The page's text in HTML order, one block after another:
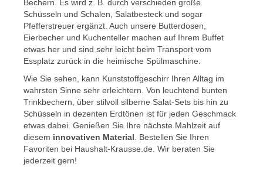
Bechern. Es wird z. B. durch verschieden große
Schüsseln und Schalen, Salatbesteck und sogar
Pfefferstreuer ergänzt. Auch unsere Butterdosen,
Eierbecher und Kuchenteller machen auf Ihrem Buffet
etwas her und sind sehr leicht beim Transport vom
Essplatz zurück in die heimische Spülmaschine.
Wie Sie sehen, kann Kunststoffgeschirr Ihren Alltag im
wahrsten Sinne sehr erleichtern. Von leuchtend bunten
Trinkbechern, über stilvoll silberne Salat-Sets bis hin zu
Schüsseln in dezenten Erdtönen ist für jeden Geschmack
etwas dabei. Genießen Sie Ihre nächste Mahlzeit auf
diesem innovativen Material . Bestellen Sie Ihren
Favoriten bei Haushalt-Krausse.de. Wir beraten Sie
jederzeit gern!